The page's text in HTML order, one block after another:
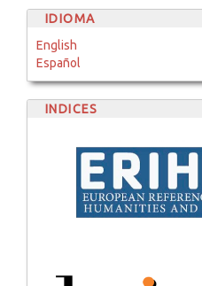
IDIOMA
English
Español
INDICES